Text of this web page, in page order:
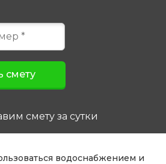
смету за сутки
водоснабжением и